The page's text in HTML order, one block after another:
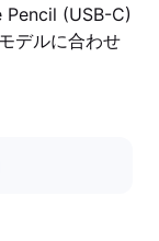
Pencil (USB-C)
デルに合わせ